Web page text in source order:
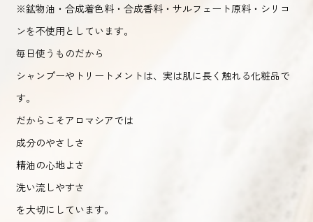
※鉱物油・合成着色料・合成香料・サルフェート原料・シリコ
ンを不使用としています。
毎日使うものだから
シャンプーやトリートメントは、実は肌に長く触れる化粧品で
す。
だからこそアロマシアでは
成分のやさしさ
精油の心地よさ
洗い流しやすさ
を大切にしています。